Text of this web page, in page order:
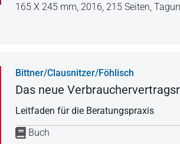
165 X 245 mm, 2016, 215 Seiten,
Bittner/Clausnitzer/Föhlisch
Das neue
Leitfaden für die Beratungspraxis
Buch